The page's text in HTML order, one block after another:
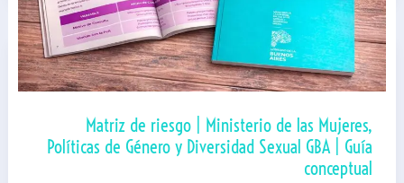
Matriz de riesgo | Ministerio de las Mujeres,
Políticas de Género y Diversidad Sexual GBA | Guía
conceptual